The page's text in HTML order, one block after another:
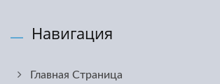
Навигация
Главная Страница